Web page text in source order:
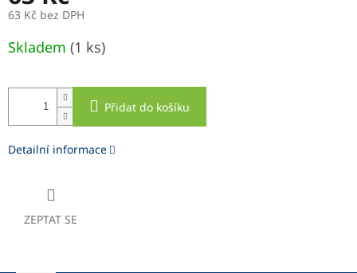
63 Kč bez DPH
cena:
Skladem (1 ks)
Přidat do košíku
Detailní informace
ZEPTAT SE